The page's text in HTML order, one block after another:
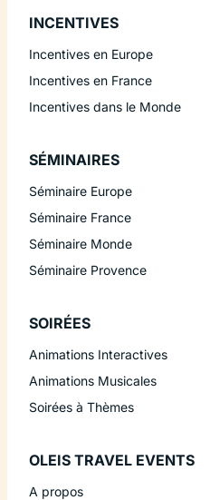
INCENTIVES
Incentives en Europe
Incentives en France
Incentives dans le Monde
SÉMINAIRES
Séminaire Europe
Séminaire France
Séminaire Monde
Séminaire Provence
SOIRÉES
Animations Interactives
Animations Musicales
Soirées à Thèmes
OLEIS TRAVEL EVENTS
A propos